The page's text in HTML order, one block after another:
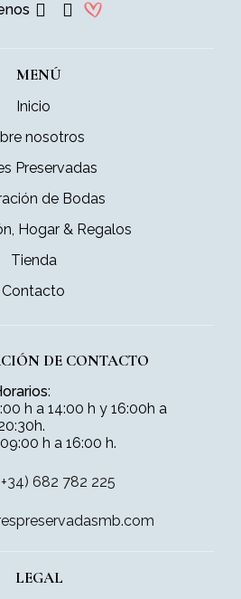
MENÚ
Inicio
nosotros
Preservadas
de Bodas
Hogar & Regalos
Tienda
Contacto
DE CONTACTO
:
h a 14:00 h y 16:00h a
h a 16:00 h.
682 782 225
LEGAL